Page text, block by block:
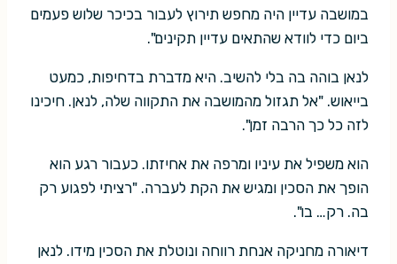
במושבה עדיין היה מחפש תירוץ לעבור בכיכר שלוש פעמים
ביום כדי לוודא שהתאים עדיין תקינים".
לנאן בוהה בה בלי להשיב. היא מדברת בדחיפות, כמעט
בייאוש. "אל תגזול מהמושבה את התקווה שלה, לנאן. חיכינו
לזה כל כך הרבה זמן".
הוא משפיל את עיניו ומרפה את אחיזתו. כעבור רגע הוא
הופך את הסכין ומגיש את הקת לעברה. "רציתי לפגוע רק
בה. רק… בו".
דיאורה מחניקה אנחת רווחה ונוטלת את הסכין מידו. לנאן